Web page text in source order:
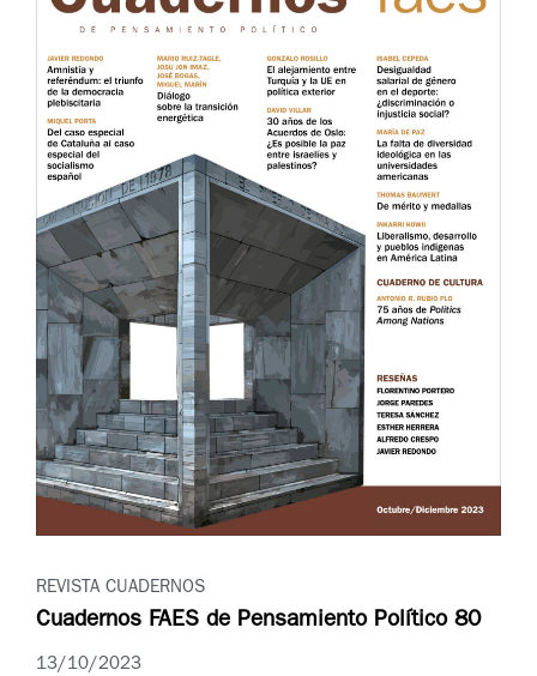
REVISTA CUADERNOS
Cuadernos FAES de Pensamiento Político 80
13/10/2023